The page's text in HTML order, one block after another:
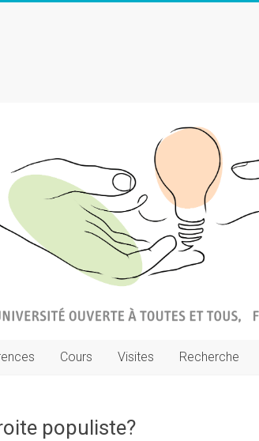
Cours Visites Recherche
populiste?